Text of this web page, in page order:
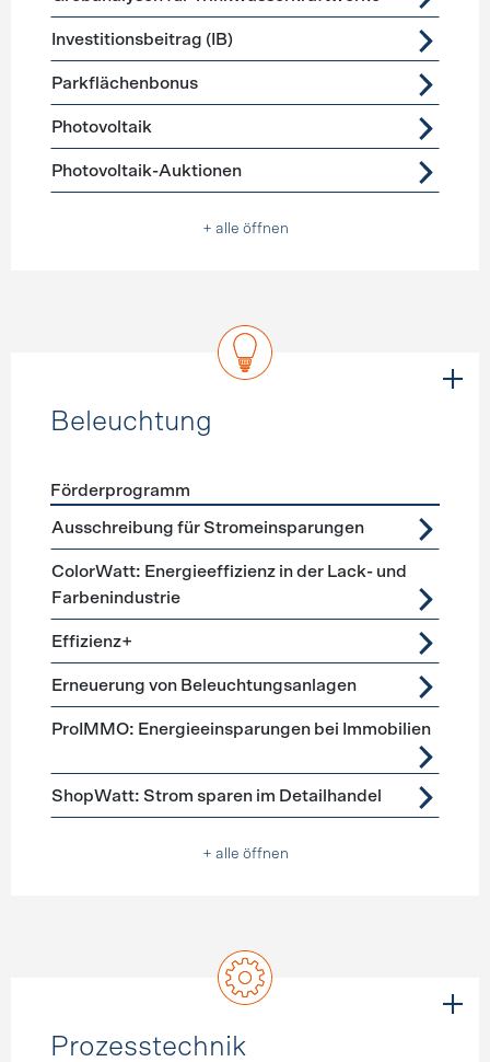
Investitionsbeitrag (IB)
Parkflächenbonus
Photovoltaik
Photovoltaik-Auktionen
+ alle öffnen
Beleuchtung
Förderprogramme Beleuchtung
Förderprogramm
Ausschreibung für Stromeinsparungen
ColorWatt: Energieeffizienz in der Lack- und
Farbenindustrie
Effizienz+
Erneuerung von Beleuchtungsanlagen
ProIMMO: Energieeinsparungen bei Immobilien
ShopWatt: Strom sparen im Detailhandel
+ alle öffnen
Prozesstechnik